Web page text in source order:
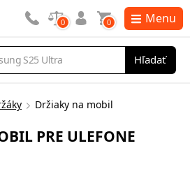
Hľadať
0 0 Menu
Držiaky na mobil
PRE ULEFONE